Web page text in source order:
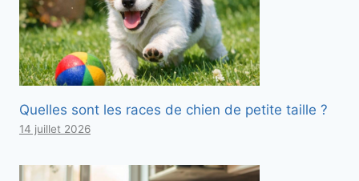
Quelles sont les races de chien de petite taille ?
14 juillet 2026